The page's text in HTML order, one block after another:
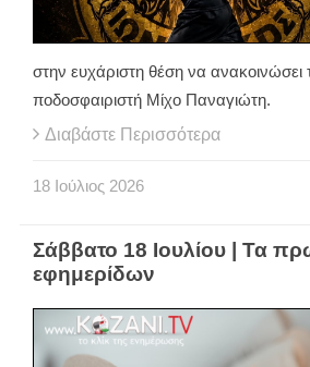
στην ευχάριστη θέση να ανακοινώσει
ποδοσφαιριστή Μίχο Παναγιώτη.
Διαβάστε Περισσότερα
18 Ιούλιος 2026
Σάββατο 18 Ιουλίου | Τα
εφημερίδων